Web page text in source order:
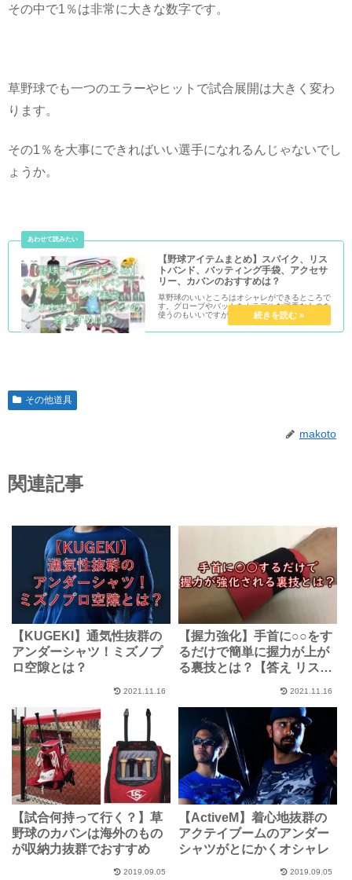
その中で1％は非常に大きな数字です。
草野球でも一つのエラーやヒットで試合展開は大きく変わ
ります。
その1％を大事にできればいい選手になれるんじゃないでし
ょうか。
【野球アイテムまとめ】スパイク、リス
トバンド、バッティング手袋、アクセサ
リー、カバンのおすすめは？
草野球のいいところはオシャレができるところで
す。グローブやバットをカラフルな派手なものを
使うのもいいですが、それ以外にも色々なオシャ
レアイテムがあります。スパイク、手袋、リスト
バンド…これまで紹介してきたものをまとめてい
その他道具
makoto
関連記事
【KUGEKI】通気性抜群の
アンダーシャツ！ミズノプ
ロ空隙とは？
2021.11.16
【握力強化】手首に○○をす
るだけで簡単に握力が上が
る裏技とは？【答え リスト
2021.11.16
【試合何持って行く？】草
野球のカバンは海外のもの
が収納力抜群でおすすめ
2019.09.05
【ActiveM】着心地抜群の
アクテイブームのアンダー
シャツがとにかくオシャレ
2019.09.05